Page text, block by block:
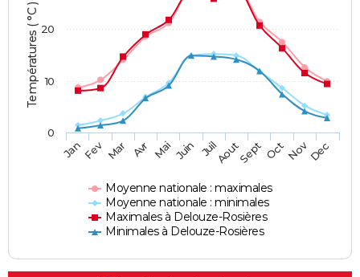
Températures ( °C )
Moyenne nationale : maximales
Moyenne nationale : minimales
Maximales à Delouze-Rosières
Minimales à Delouze-Rosières
JanFev Mar Avr Mai Juin JuilAoutSept OctNovDec
0
10
20